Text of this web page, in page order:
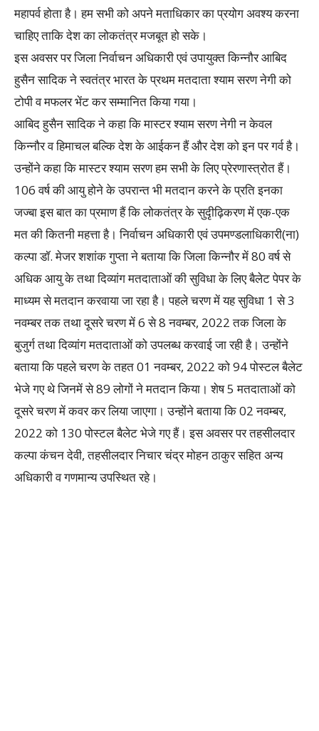
महापर्व होता है। हम सभी को अपने मताधिकार का प्रयोग अवश्य करना
चाहिए ताकि देश का लोकतंत्र मजबूत हो सके।
इस अवसर पर जिला निर्वाचन अधिकारी एवं उपायुक्त किन्नौर आबिद
हुसैन सादिक ने स्वतंत्र भारत के प्रथम मतदाता श्याम सरण नेगी को
टोपी व मफलर भेंट कर सम्मानित किया गया।
आबिद हुसैन सादिक ने कहा कि मास्टर श्याम सरण नेगी न केवल
किन्नौर व हिमाचल बल्कि देश के आईकन हैं और देश को इन पर गर्व है।
उन्होंने कहा कि मास्टर श्याम सरण हम सभी के लिए प्रेरणास्त्रोत हैं।
106 वर्ष की आयु होने के उपरान्त भी मतदान करने के प्रति इनका
जज्बा इस बात का प्रमाण हैं कि लोकतंत्र के सुदृीढ़िकरण में एक-एक
मत की कितनी महत्ता है। निर्वाचन अधिकारी एवं उपमण्डलाधिकारी(ना)
कल्पा डॉ. मेजर शशांक गुप्ता ने बताया कि जिला किन्नौर में 80 वर्ष से
अधिक आयु के तथा दिव्यांग मतदाताओं की सुविधा के लिए बैलेट पेपर के
माध्यम से मतदान करवाया जा रहा है। पहले चरण में यह सुविधा 1 से 3
नवम्बर तक तथा दूसरे चरण में 6 से 8 नवम्बर, 2022 तक जिला के
बुजुर्ग तथा दिव्यांग मतदाताओं को उपलब्ध करवाई जा रही है। उन्होंने
बताया कि पहले चरण के तहत 01 नवम्बर, 2022 को 94 पोस्टल बैलेट
भेजे गए थे जिनमें से 89 लोगों ने मतदान किया। शेष 5 मतदाताओं को
दूसरे चरण में कवर कर लिया जाएगा। उन्होंने बताया कि 02 नवम्बर,
2022 को 130 पोस्टल बैलेट भेजे गए हैं। इस अवसर पर तहसीलदार
कल्पा कंचन देवी, तहसीलदार निचार चंद्र मोहन ठाकुर सहित अन्य
अधिकारी व गणमान्य उपस्थित रहे।